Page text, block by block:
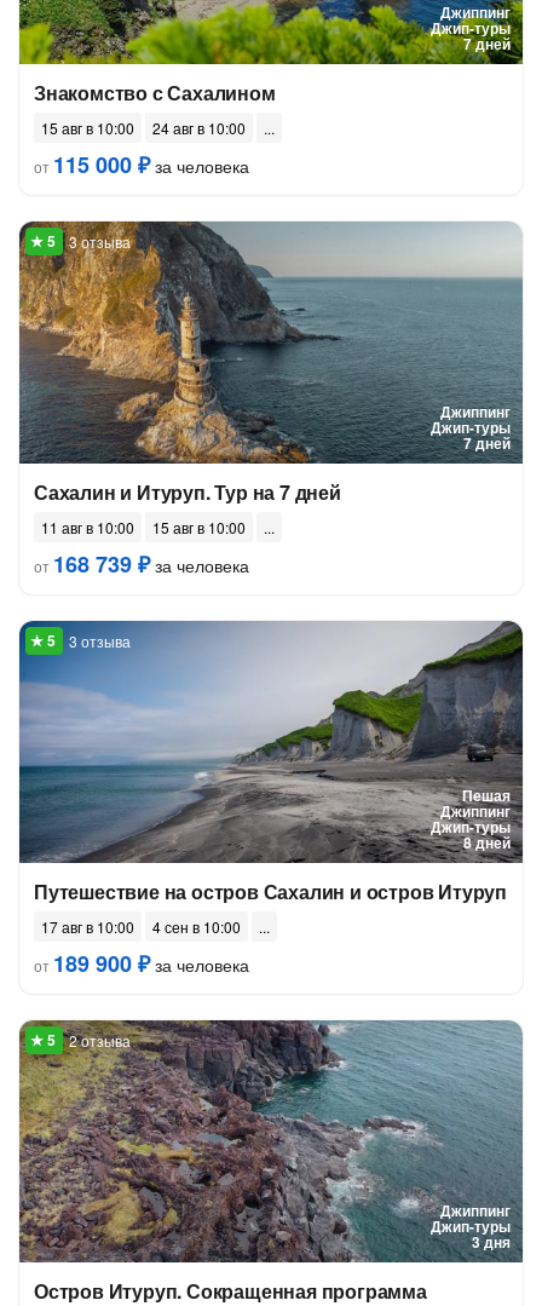
Джиппинг
Джип-туры
7 дней
Знакомство с Сахалином
15 авг в 10:00
24 авг в 10:00
от 115 000 ₽за человека
Джиппинг
Джип-туры
7 дней
3 отзыва
Сахалин и Итуруп. Тур на 7 дней
11 авг в 10:00
15 авг в 10:00
от 168 739 ₽за человека
Пешая
Джиппинг
Джип-туры
8 дней
3 отзыва
Путешествие на остров Сахалин и остров Итуруп
17 авг в 10:00
4 сен в 10:00
от 189 900 ₽за человека
Джиппинг
Джип-туры
3 дня
2 отзыва
Остров Итуруп. Сокращенная программа